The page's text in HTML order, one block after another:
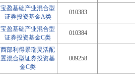
宝盈基础产业混合型
证券投资基金A类
010383
宝盈基础产业混合型
证券投资基金C类
010384
西部利得景瑞灵活配
置混合型证券投资基
金C类
009258